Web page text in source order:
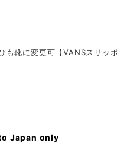
靴に変更可【VANSスリッポ
Japan only